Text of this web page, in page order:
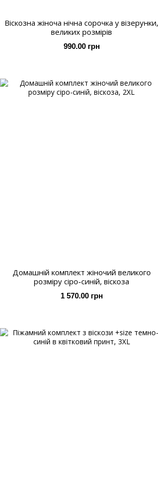
Віскозна жіноча нічна сорочка у візерунки,
великих розмірів
990.00 грн
Домашній комплект жіночий великого
розміру сіро-синій, віскоза
1 570.00 грн